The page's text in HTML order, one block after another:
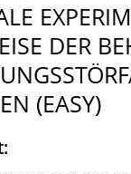
DER
(EASY)